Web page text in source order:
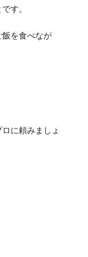
す。
飯を食べなが
に頼みましょ